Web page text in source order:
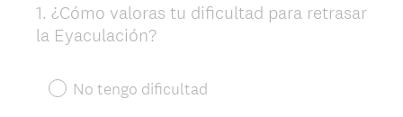
Question
Title
1. ¿Cómo valoras tu dificultad para retrasar
la Eyaculación?
No tengo dificultad